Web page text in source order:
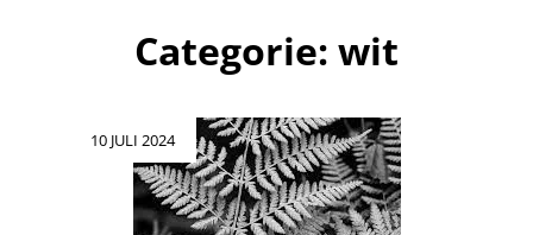
Categorie: wit
10 JULI 2024